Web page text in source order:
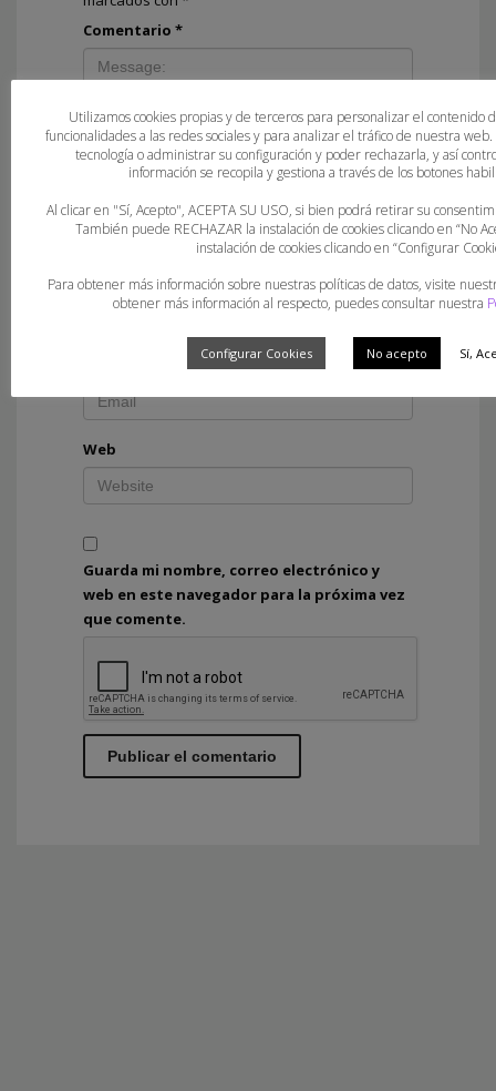
Comentario *
Nombre*
Correo electrónico*
Web
Guarda mi nombre, correo electrónico y
web en este navegador para la próxima vez
que comente.
Utilizamos cookies propias y de terceros para personalizar el contenido
funcionalidades a las redes sociales y para analizar el tráfico de nuestra
tecnología o administrar su configuración y poder rechazarla, y así
información se recopila y gestiona a través de los botones
Al clicar en "Sí, Acepto", ACEPTA SU USO, si bien podrá retirar su
También puede RECHAZAR la instalación de cookies clicando en “No
instalación de cookies clicando en “Configurar
Para obtener más información sobre nuestras políticas de datos, visite
obtener más información al respecto, puedes consultar nuestra
Configurar Cookies No acepto Sí,